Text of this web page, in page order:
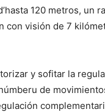
120 metros, un
con visión de 7
y sofitar la
de